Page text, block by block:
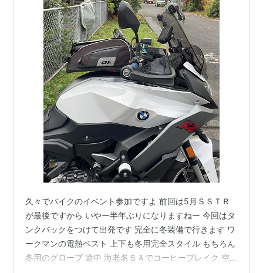
久々でバイクのイベント参加ですよ 前回は5月ＳＳＴＲ
が最後ですから いやー半年ぶりになりますねー 今回はタ
ンクバックをつけて出発です 完全に冬装備で行きます ワ
ークマンの電熱ベスト 上下も冬用完全スタイル もちろん
冬用のグローブ 途中 海老名ＳＡでコーヒーブレイク 空